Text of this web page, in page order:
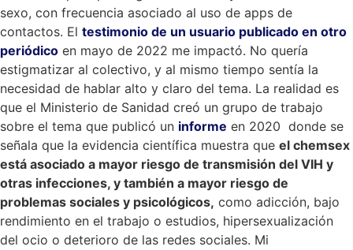
sexo, con frecuencia asociado al uso de apps de
contactos. El testimonio de un usuario publicado en otro
periódico en mayo de 2022 me impactó. No quería
estigmatizar al colectivo, y al mismo tiempo sentía la
necesidad de hablar alto y claro del tema. La realidad es
que el Ministerio de Sanidad creó un grupo de trabajo
sobre el tema que publicó un informe en 2020 donde se
señala que la evidencia científica muestra que el chemsex
está asociado a mayor riesgo de transmisión del VIH y
otras infecciones, y también a mayor riesgo de
problemas sociales y psicológicos, como adicción, bajo
rendimiento en el trabajo o estudios, hipersexualización
del ocio o deterioro de las redes sociales. Mi